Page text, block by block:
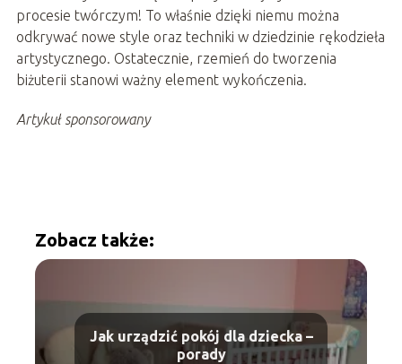
procesie twórczym! To właśnie dzięki niemu można
odkrywać nowe style oraz techniki w dziedzinie rękodzieła
artystycznego. Ostatecznie, rzemień do tworzenia
biżuterii stanowi ważny element wykończenia.
Artykuł sponsorowany
Zobacz także:
Jak urządzić pokój dla dziecka –
porady